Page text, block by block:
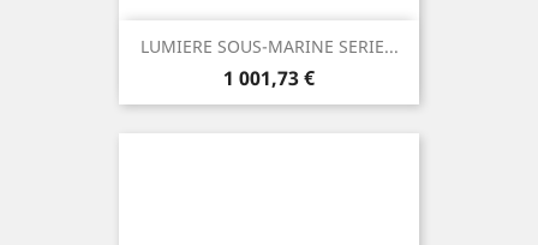
LUMIERE SOUS-MARINE SERIE...
Prix
1 001,73 €